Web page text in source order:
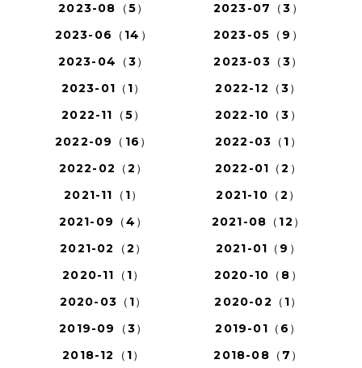
2023-08（5）
2023-07（3）
2023-06（14）
2023-05（9）
2023-04（3）
2023-03（3）
2023-01（1）
2022-12（3）
2022-11（5）
2022-10（3）
2022-09（16）
2022-03（1）
2022-02（2）
2022-01（2）
2021-11（1）
2021-10（2）
2021-09（4）
2021-08（12）
2021-02（2）
2021-01（9）
2020-11（1）
2020-10（8）
2020-03（1）
2020-02（1）
2019-09（3）
2019-01（6）
2018-12（1）
2018-08（7）